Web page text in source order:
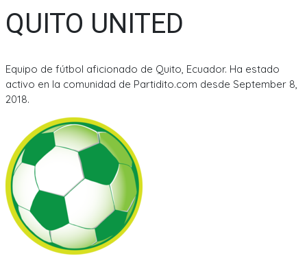
QUITO UNITED
Equipo de fútbol aficionado de Quito, Ecuador. Ha estado
activo en la comunidad de Partidito.com desde September 8,
2018.